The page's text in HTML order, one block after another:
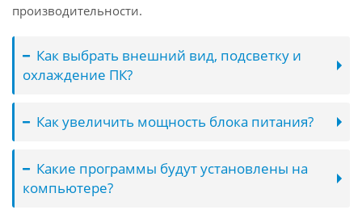
производительности.
Как выбрать внешний вид, подсветку и
охлаждение ПК?
Как увеличить мощность блока питания?
Какие программы будут установлены на
компьютере?